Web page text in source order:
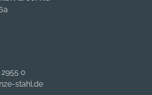
0
stahl.de